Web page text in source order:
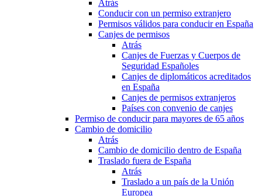
Atrás
Conducir con un permiso extranjero
Permisos válidos para conducir en España
Canjes de permisos
Atrás
Canjes de Fuerzas y Cuerpos de
Seguridad Españoles
Canjes de diplomáticos acreditados
en España
Canjes de permisos extranjeros
Países con convenio de canjes
Permiso de conducir para mayores de 65 años
Cambio de domicilio
Atrás
Cambio de domicilio dentro de España
Traslado fuera de España
Atrás
Traslado a un país de la Unión
Europea